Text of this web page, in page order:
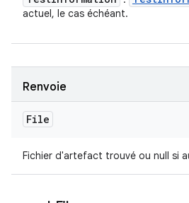
actuel, le cas échéant.
Renvoie
File
Fichier d'artefact trouvé ou null si